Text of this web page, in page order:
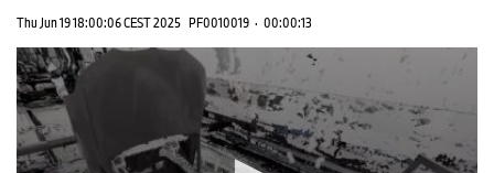
Thu Jun 19 18:00:06 CEST 2025 PF0010019 · 00:00:13